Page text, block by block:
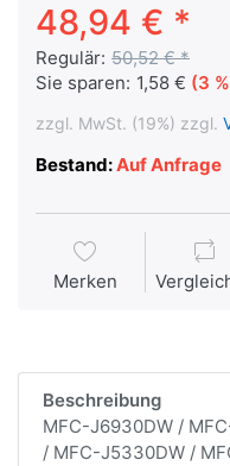
48,94 € *
Regulär: 50,52 € *
Sie sparen: 1,58 € (3
zzgl. MwSt. (19%) zzgl.
Bestand:Auf Anfrage
Merken
Beschreibung
MFC-J6930DW /
/ MFC-J5330DW /